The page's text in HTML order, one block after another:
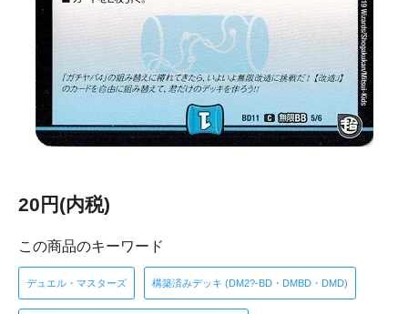
20円(内税)
この商品のキーワード
デュエル・マスターズ 構築済みデッキ (DM2?-BD・DMBD・DMD)